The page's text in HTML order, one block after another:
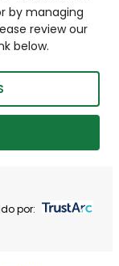
by managing
review our
below.
por: